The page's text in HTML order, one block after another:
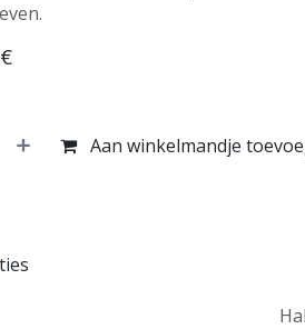
€
Aan winkelmandje